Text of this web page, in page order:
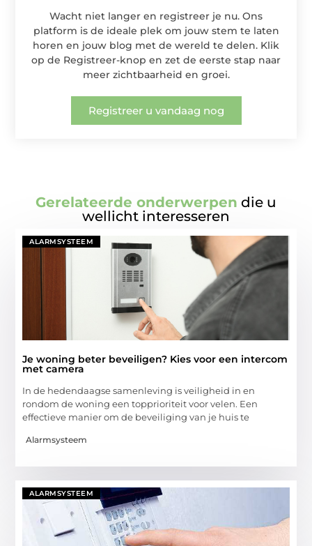
Wacht niet langer en registreer je nu. Ons
platform is de ideale plek om jouw stem te laten
horen en jouw blog met de wereld te delen. Klik
op de Registreer-knop en zet de eerste stap naar
meer zichtbaarheid en groei.
Registreer u vandaag nog
Gerelateerde onderwerpen die u
wellicht interesseren
ALARMSYSTEEM
Je woning beter beveiligen? Kies voor een intercom
met camera
In de hedendaagse samenleving is veiligheid in en
rondom de woning een topprioriteit voor velen. Een
effectieve manier om de beveiliging van je huis te
Alarmsysteem
ALARMSYSTEEM